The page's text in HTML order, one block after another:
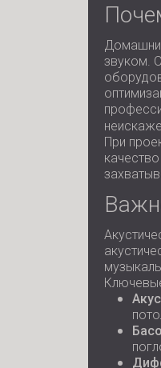
звуком.
При